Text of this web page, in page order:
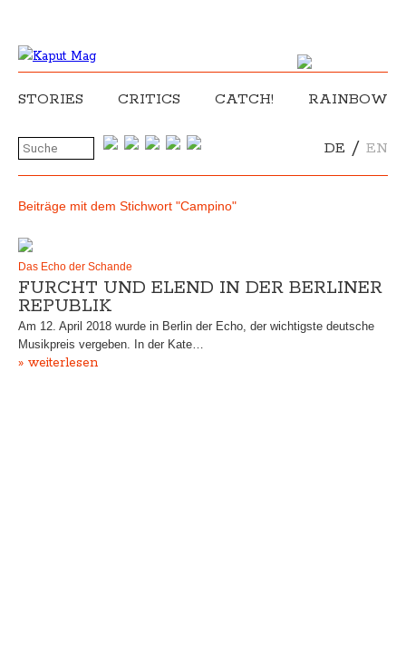
STORIES CRITICS CATCH! RAINBOW
DE / EN
Beiträge mit dem Stichwort "Campino"
Das Echo der Schande
FURCHT UND ELEND IN DER BERLINER
REPUBLIK
Am 12. April 2018 wurde in Berlin der Echo, der wichtigste deutsche
Musikpreis vergeben. In der Kate…
» weiterlesen